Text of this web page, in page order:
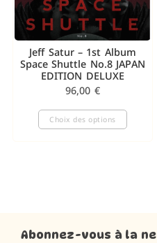
Jeff Satur – 1st Album
Space Shuttle No.8 JAPAN
EDITION DELUXE
96,00 €
Choix des options
Abonnez-vous à la